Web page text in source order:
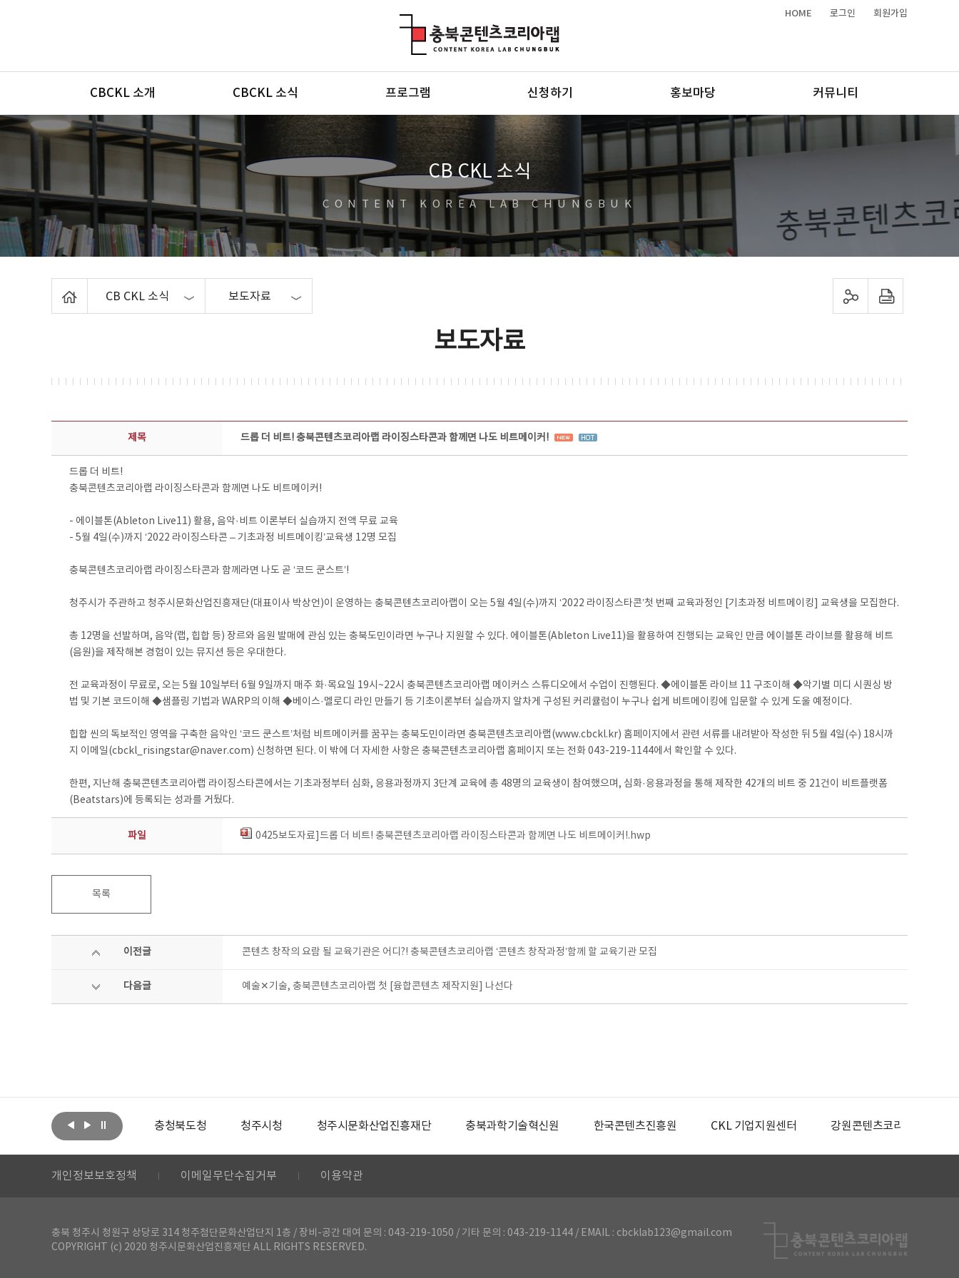
HOME 로그인 회원가입
메뉴
CBCKL 소개 CBCKL 소식 프로그램 신청하기 홍보마당 커뮤니티
CB CKL 소식
CONTENT KOREA LAB CHUNGBUK
CB CKL 소식 보도자료 sns 공유하기 프린트하기
보도자료
보도자료 상세보기 - 제목, 담당부서, 담당자, 담당연락처, 내용, 첨부파일 정보 제공
제목 드롭 더 비트! 충북콘텐츠코리아랩 라이징스타콘과 함께면 나도 비트메이커!
드롭 더 비트!
충북콘텐츠코리아랩 라이징스타콘과 함께면 나도 비트메이커!
- 에이블톤(Ableton Live11) 활용, 음악·비트 이론부터 실습까지 전액 무료 교육
- 5월 4일(수)까지 ‘2022 라이징스타콘 – 기초과정 비트메이킹’교육생 12명 모집
충북콘텐츠코리아랩 라이징스타콘과 함께라면 나도 곧 ‘코드 쿤스트’!
청주시가 주관하고 청주시문화산업진흥재단(대표이사 박상언)이 운영하는 충북콘텐츠코리아랩이 오는 5월 4일(수)까지 ‘2022 라이징스타콘’첫 번째 교육과정인 [기초과정 비트메이킹] 교육생을 모집한다.
총 12명을 선발하며, 음악(랩, 힙합 등) 장르와 음원 발매에 관심 있는 충북도민이라면 누구나 지원할 수 있다. 에이블톤(Ableton Live11)을 활용하여 진행되는 교육인 만큼 에이블톤 라이브를 활용해 비트
(음원)을 제작해본 경험이 있는 뮤지션 등은 우대한다.
전 교육과정이 무료로, 오는 5월 10일부터 6월 9일까지 매주 화·목요일 19시~22시 충북콘텐츠코리아랩 메이커스 스튜디오에서 수업이 진행된다. ◆에이블톤 라이브 11 구조이해 ◆악기별 미디 시퀀싱 방
법 및 기본 코드이해 ◆샘플링 기법과 WARP의 이해 ◆베이스·멜로디 라인 만들기 등 기초이론부터 실습까지 알차게 구성된 커리큘럼이 누구나 쉽게 비트메이킹에 입문할 수 있게 도울 예정이다.
힙합 씬의 독보적인 영역을 구축한 음악인 ‘코드 쿤스트’처럼 비트메이커를 꿈꾸는 충북도민이라면 충북콘텐츠코리아랩(www.cbckl.kr) 홈페이지에서 관련 서류를 내려받아 작성한 뒤 5월 4일(수) 18시까
지 이메일(cbckl_risingstar@naver.com) 신청하면 된다. 이 밖에 더 자세한 사항은 충북콘텐츠코리아랩 홈페이지 또는 전화 043-219-1144에서 확인할 수 있다.
한편, 지난해 충북콘텐츠코리아랩 라이징스타콘에서는 기초과정부터 심화, 응용과정까지 3단계 교육에 총 48명의 교육생이 참여했으며, 심화·응용과정을 통해 제작한 42개의 비트 중 21건이 비트플랫폼
(Beatstars)에 등록되는 성과를 거뒀다.
파일 0425보도자료]드롭 더 비트! 충북콘텐츠코리아랩 라이징스타콘과 함께면 나도 비트메이커!.hwp
목록
이전글 콘텐츠 창작의 요람 될 교육기관은 어디?! 충북콘텐츠코리아랩 ‘콘텐츠 창작과정’함께 할 교육기관 모집
다음글 예술✕기술, 충북콘텐츠코리아랩 첫 [융합콘텐츠 제작지원] 나선다
문화체육관광부 충청북도청 청주시청 청주시문화산업진흥재단 충북과학기술혁신원 한국콘텐츠진흥원 CKL 기업지원센터 강원콘텐츠코리아랩
개인정보보호정책 이메일무단수집거부 이용약관
충북 청주시 청원구 상당로 314 청주첨단문화산업단지 1층 / 장비-공간 대여 문의 : 043-219-1050 / 기타 문의 : 043-219-1144 / EMAIL : cbcklab123@gmail.com
COPYRIGHT (c) 2020 청주시문화산업진흥재단 ALL RIGHTS RESERVED.